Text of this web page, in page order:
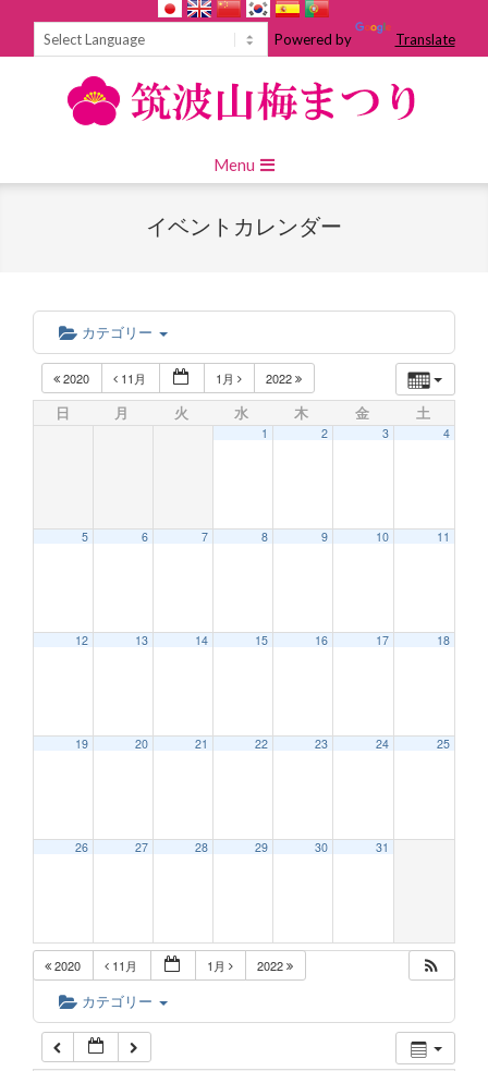
Powered by Translate
Navigation
Menu
イベントカレンダー
カテゴリー
2020 11月 1月 2022
日 月 火 水 木 金 土
1 2 3 4
5 6 7 8 9 10 11
12 13 14 15 16 17 18
19 20 21 22 23 24 25
26 27 28 29 30 31
2020 11月 1月 2022
カテゴリー
2:00 AM
6:00 AM
7:00 AM